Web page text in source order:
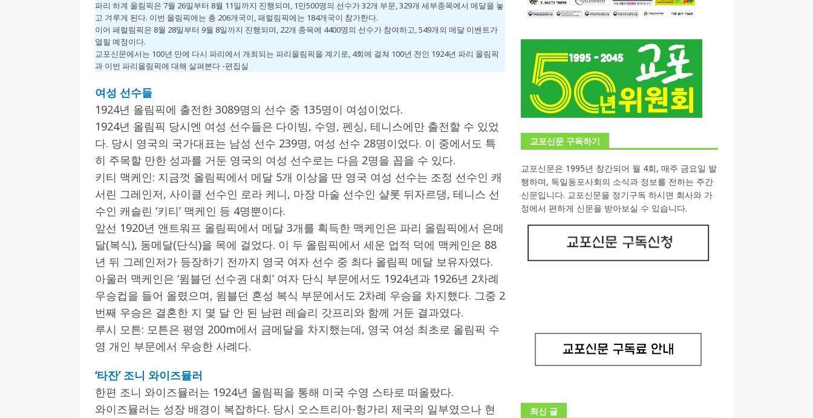
[ 2026-07-27 ] 튀빙겐대, ‘독일어권 한국학대회(VfK)’ 성료
한인소식
[ 2026-07-20 ] “정체성은 연결의 자산”… 독일 한인 차세대 협회(FLCG), 뮌헨 공대(TUM)서 화려한 출범
한
[ 2026-07-20 ]
[ 2022-03-20 ] 사진의 주인을 찾습니다. 게시판 / 행사 / 알림
파리 하계 올림픽은 7월 26일부터 8월 11일까지 진행되며, 1만500명의 선수가 32개 부문, 329개 세부종목에서 메달을 놓
고 겨루게 된다. 이번 올림픽에는 총 206개국이, 패럴림픽에는 184개국이 참가한다.
이어 패럴림픽은 8월 28일부터 9월 8일까지 진행되며, 22개 종목에 4400명의 선수가 참여하고, 549개의 메달 이벤트가
열릴 예정이다.
교포신문에서는 100년 만에 다시 파리에서 개최되는 파리올림픽을 계기로, 4회에 걸쳐 100년 전인 1924년 파리 올림픽
과 이번 파리올림픽에 대해 살펴본다 -편집실
여성 선수들
1924년 올림픽에 출전한 3089명의 선수 중 135명이 여성이었다.
1924년 올림픽 당시엔 여성 선수들은 다이빙, 수영, 펜싱, 테니스에만 출전할 수 있었
다. 당시 영국의 국가대표는 남성 선수 239명, 여성 선수 28명이었다. 이 중에서도 특
히 주목할 만한 성과를 거둔 영국의 여성 선수로는 다음 2명을 꼽을 수 있다.
키티 맥케인: 지금껏 올림픽에서 메달 5개 이상을 딴 영국 여성 선수는 조정 선수인 캐
서린 그레인저, 사이클 선수인 로라 케니, 마장 마술 선수인 샬롯 뒤자르댕, 테니스 선
수인 캐슬린 ‘키티’ 맥케인 등 4명뿐이다.
앞선 1920년 앤트워프 올림픽에서 메달 3개를 획득한 맥케인은 파리 올림픽에서 은메
달(복식), 동메달(단식)을 목에 걸었다. 이 두 올림픽에서 세운 업적 덕에 맥케인은 88
년 뒤 그레인저가 등장하기 전까지 영국 여자 선수 중 최다 올림픽 메달 보유자였다.
아울러 맥케인은 ‘윔블던 선수권 대회’ 여자 단식 부문에서도 1924년과 1926년 2차례
우승컵을 들어 올렸으며, 윔블던 혼성 복식 부문에서도 2차례 우승을 차지했다. 그중 2
번째 우승은 결혼한 지 몇 달 안 된 남편 레슬리 갓프리와 함께 거둔 결과였다.
루시 모튼: 모튼은 평영 200m에서 금메달을 차지했는데, 영국 여성 최초로 올림픽 수
영 개인 부문에서 우승한 사례다.
‘타잔’ 조니 와이즈뮬러
한편 조니 와이즈뮬러는 1924년 올림픽을 통해 미국 수영 스타로 떠올랐다.
와이즈뮬러는 성장 배경이 복잡하다. 당시 오스트리아-헝가리 제국의 일부였으나 현
교포신문 구독하기
교포신문은 1995년 창간되어 월 4회, 매주 금요일 발
행하며, 독일동포사회의 소식과 정보를 전하는 주간
신문입니다. 교포신문을 정기구독 하시면 회사와 가
정에서 편하게 신문을 받아보실 수 있습니다.
최신 글